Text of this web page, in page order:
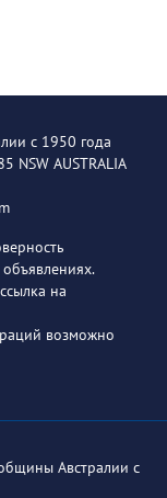
с 1950 года
NSW AUSTRALIA
на
возможно
Австралии с